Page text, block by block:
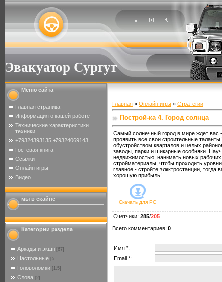
Эвакуатор Сургут
Меню сайта
Главная страница
Информация о нашей работе
Технические характеристики
техники
+79324393135 +79324069143
Гостевая книга
Ссылки
Онлайн игры
Видео
мы в скайпе
Категории раздела
Аркады и экшн [67]
Настольные [5]
Головоломки [115]
Слова [2]
Главная » Онлайн игры » Стратегии
Построй-ка 4. Город солнца
Самый солнечный город в мире ждет вас
проявить все свои строительные
обустройством кварталов и целых
заводы, парки и шикарные особняки.
недвижимостью, нанимать новых рабочих
стройматериалы, чтобы проходить
главное - стройте электростанции, тогда
хорошую прибыль!
Скачать для PC
Счетчики: 285/205
Всего комментариев: 0
Имя *:
Email *: